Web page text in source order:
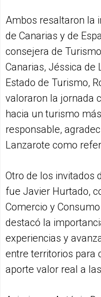
Ambos resaltaron la
de Canarias y de
consejera de
Canarias, Jéssica de
Estado de Turismo,
valoraron la jornada
hacia un turismo
responsable,
Lanzarote como
Otro de los invitados
fue Javier Hurtado,
Comercio y
destacó la
experiencias y
entre territorios para
aporte valor real a